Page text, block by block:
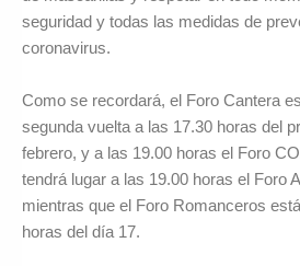
seguridad y todas las medidas de
coronavirus.
Como se recordará, el Foro Cantera
segunda vuelta a las 17.30 horas del
febrero, y a las 19.00 horas el Foro
tendrá lugar a las 19.00 horas el Foro
mientras que el Foro Romanceros
horas del día 17.